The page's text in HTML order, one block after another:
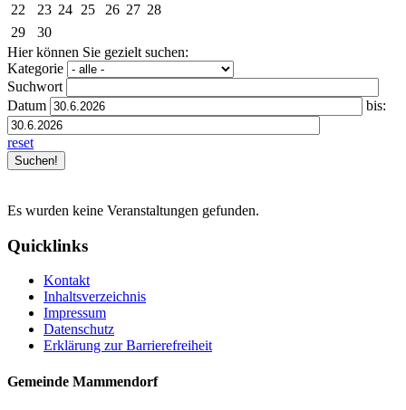
22
23 24 25 26 27 28
29
30
Hier können Sie gezielt suchen:
Kategorie
Suchwort
Datum
bis:
reset
Es wurden keine Veranstaltungen gefunden.
Quicklinks
Kontakt
Inhaltsverzeichnis
Impressum
Datenschutz
Erklärung zur Barrierefreiheit
Gemeinde Mammendorf